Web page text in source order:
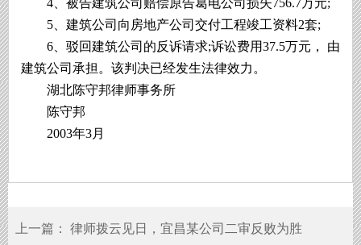
5、建筑公司向房地产公司交付工程竣工资料2套;
6、驳回建筑公司的反诉请求;诉讼费用37.5万元， 由
建筑公司承担。该判决已经发生法律效力。
湖北陈守邦律师事务所
陈守邦
2003年3月
上一篇： 律师拨云见日，宜昌某公司二审反败为胜